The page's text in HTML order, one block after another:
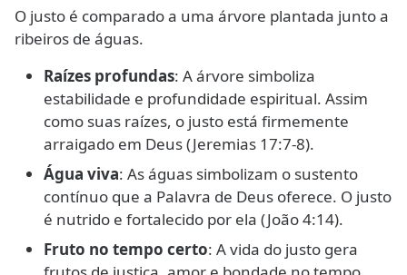
O justo é comparado a uma árvore plantada junto a
ribeiros de águas.
Raízes profundas: A árvore simboliza
estabilidade e profundidade espiritual. Assim
como suas raízes, o justo está firmemente
arraigado em Deus (Jeremias 17:7-8).
Água viva: As águas simbolizam o sustento
contínuo que a Palavra de Deus oferece. O justo
é nutrido e fortalecido por ela (João 4:14).
Fruto no tempo certo: A vida do justo gera